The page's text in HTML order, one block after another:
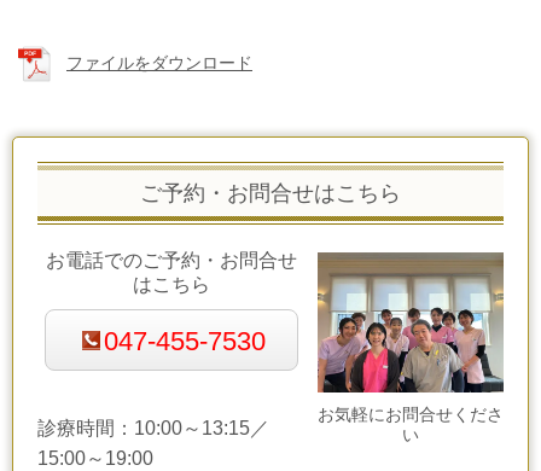
ファイルをダウンロード
ご予約・お問合せはこちら
お気軽にお問合せくださ
い
お電話でのご予約・お問合せ
はこちら
047-455-7530
診療時間：10:00～13:15／
15:00～19:00